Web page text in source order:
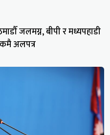
जलमग्न, बीपी र मध्यपहाडी
अलपत्र